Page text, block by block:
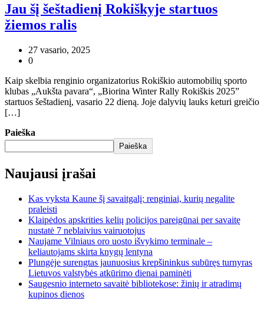
Jau šį šeštadienį Rokiškyje startuos
žiemos ralis
27 vasario, 2025
0
Kaip skelbia renginio organizatorius Rokiškio automobilių sporto
klubas „Aukšta pavara“, „Biorina Winter Rally Rokiškis 2025”
startuos šeštadienį, vasario 22 dieną. Joje dalyvių lauks keturi greičio
[…]
Paieška
Paieška
Naujausi įrašai
Kas vyksta Kaune šį savaitgalį: renginiai, kurių negalite
praleisti
Klaipėdos apskrities kelių policijos pareigūnai per savaitę
nustatė 7 neblaivius vairuotojus
Naujame Vilniaus oro uosto išvykimo terminale –
keliautojams skirta knygų lentyna
Plungėje surengtas jaunuosius krepšininkus subūręs turnyras
Lietuvos valstybės atkūrimo dienai paminėti
Saugesnio interneto savaitė bibliotekose: žinių ir atradimų
kupinos dienos